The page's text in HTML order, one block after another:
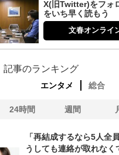
X(旧Twitter)をフォ
をいち早く読もう
文春オンライ
記事のランキング
エンタメ 総合
24時間 週間
「再結成するなら5人全
うしても連絡が取れな